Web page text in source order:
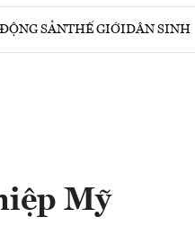
SẢNTHẾ GIỚIDÂN SINH
Mỹ